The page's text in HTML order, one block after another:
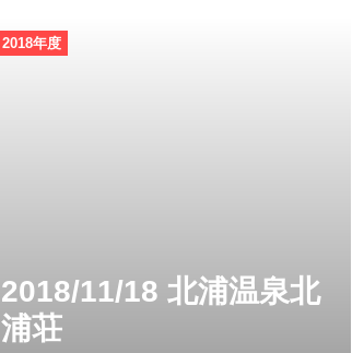
2018/11/18 北浦温泉北
浦荘
2018年度